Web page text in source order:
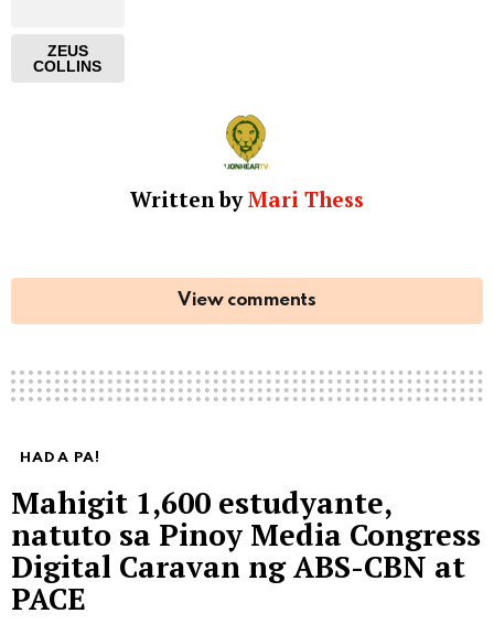
ZEUS
COLLINS
Written byMari Thess
View comments
HADA PA!
Mahigit 1,600 estudyante,
natuto sa Pinoy Media Congress
Digital Caravan ng ABS-CBN at
PACE